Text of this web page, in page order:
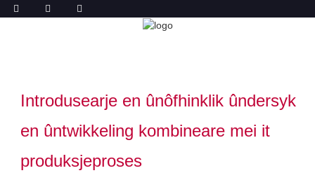
PROCESS QUALITY
Introdusearje en ûnôfhinklik ûndersyk
en ûntwikkeling kombineare mei it
produksjeproses